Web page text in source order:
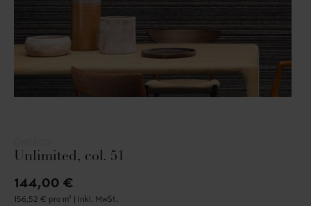
Unlimited, col. 51
144,00 €
156,52 € pro m² | inkl. MwSt.